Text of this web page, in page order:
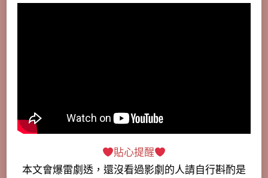
貼心提醒
本文會爆雷劇透 ，還沒看過影劇的人請自行斟酌是